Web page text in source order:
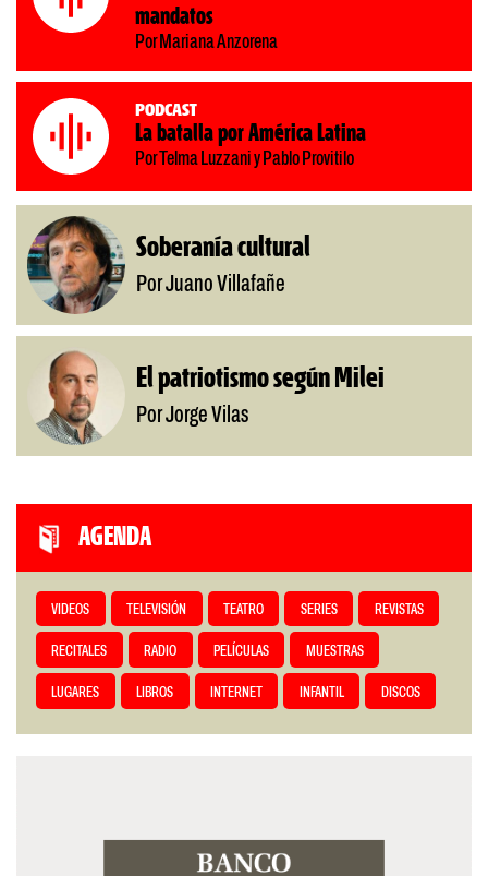
mandatos
Por Mariana Anzorena
Podcast
La batalla por América Latina
Por Telma Luzzani y Pablo Provitilo
Soberanía cultural
Por Juano Villafañe
El patriotismo según Milei
Por Jorge Vilas
AGENDA
VIDEOS TELEVISIÓN TEATRO SERIES REVISTAS
RECITALES RADIO PELÍCULAS MUESTRAS
LUGARES LIBROS INTERNET INFANTIL DISCOS